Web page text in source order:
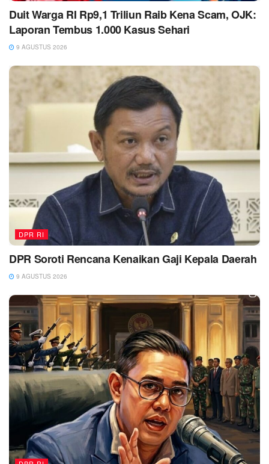
Duit Warga RI Rp9,1 Triliun Raib Kena Scam, OJK:
Laporan Tembus 1.000 Kasus Sehari
9 AGUSTUS 2026
DPR RI
DPR Soroti Rencana Kenaikan Gaji Kepala Daerah
9 AGUSTUS 2026